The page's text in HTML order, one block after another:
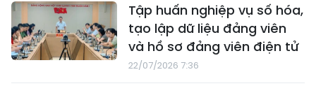
Tập huấn nghiệp vụ số hóa,
tạo lập dữ liệu đảng viên
và hồ sơ đảng viên điện tử
22/07/2026 7:36